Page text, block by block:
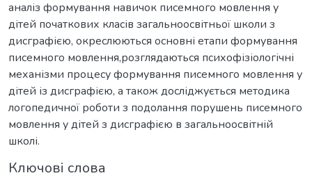
аналіз формування навичок писемного мовлення у
дітей початкових класів загальноосвітньої школи з
дисграфією, окреслюються основні етапи формування
писемного мовлення,розглядаються психофізіологічні
механізми процесу формування писемного мовлення у
дітей із дисграфією, а також досліджується методика
логопедичної роботи з подолання порушень писемного
мовлення у дітей з дисграфією в загальноосвітній
школі.
Ключові слова